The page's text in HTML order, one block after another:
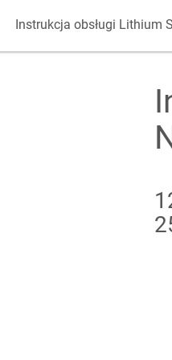
Instrukcja obsługi Lithium